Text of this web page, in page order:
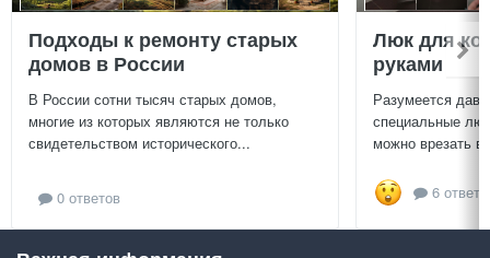
Подходы к ремонту старых
домов в России
В России сотни тысяч старых домов,
многие из которых являются не только
свидетельством исторического...
0 ответов
Люк для
руками
Разумеется
специальные
можно врезать
6